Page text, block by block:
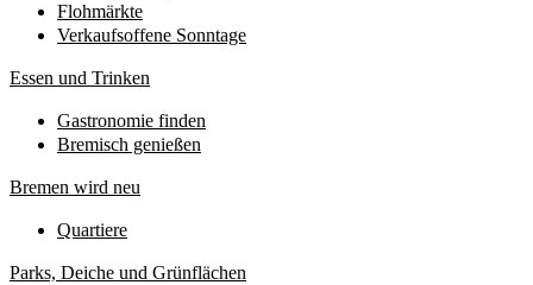
Flohmärkte
Verkaufsoffene Sonntage
Essen und Trinken
Gastronomie finden
Bremisch genießen
Bremen wird neu
Quartiere
Parks, Deiche und Grünflächen